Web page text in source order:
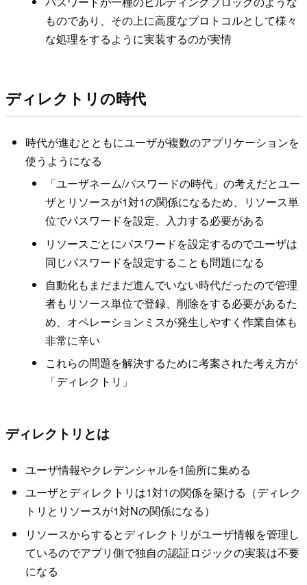
ものであり、その上に高度なプロトコルとして様々
な処理をするように実装するのが実情
ディレクトリの時代
時代が進むとともにユーザが複数のアプリケーションを
使うようになる
「ユーザネーム/パスワードの時代」の考えだとユー
ザとリソースが1対1の関係になるため、リソース単
位でパスワードを設定、入力する必要がある
リソースごとにパスワードを設定するのでユーザは
同じパスワードを設定することも問題になる
自動化もまだまだ進んでいない時代だったので管理
者もリソース単位で登録、削除をする必要があるた
め、オペレーションミスが発生しやすく作業自体も
非常に辛い
これらの問題を解決するために考案された考え方が
「ディレクトリ」
ディレクトリとは
ユーザ情報やクレデンシャルを1箇所に集める
ユーザとディレクトリは1対1の関係を築ける（ディレク
トリとリソースが1対Nの関係になる）
リソースからするとディレクトリがユーザ情報を管理し
ているのでアプリ側で独自の認証ロジックの実装は不要
になる